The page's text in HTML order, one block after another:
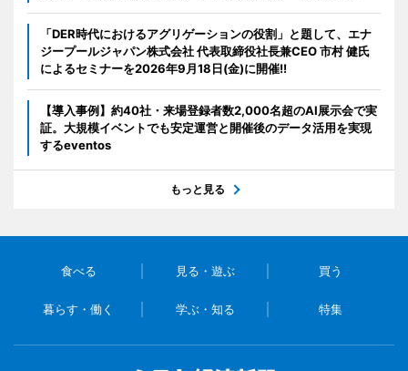
「DER時代におけるアグリゲーションの役割」と題して、エナ
ジープールジャパン株式会社 代表取締役社長兼CEO 市村 健氏
によるセミナーを2026年9月18日(金)に開催!!
【導入事例】約40社・来場登録者数2,000名超のAI展示会で実
証。大規模イベントでも安定運営と開催後のデータ活用を実現
するeventos
もっと見る
食べる 見る・遊ぶ 買う
暮らす・働く 学ぶ・知る 特集